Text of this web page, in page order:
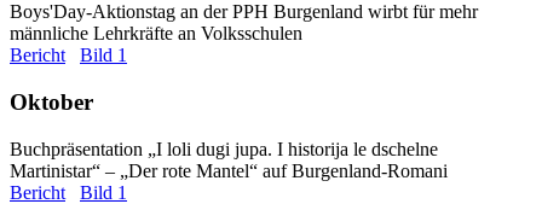
Boys'Day-Aktionstag an der PPH Burgenland wirbt für mehr
männliche Lehrkräfte an Volksschulen
Bericht
Bild 1
Oktober
Buchpräsentation „I loli dugi jupa. I historija le dschelne
Martinistar“ – „Der rote Mantel“ auf Burgenland-Romani
Bericht
Bild 1